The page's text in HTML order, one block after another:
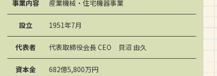
事業内容
産業機械・住宅機器事業
設立 1951年7月
代表者 代表取締役会長 CEO 貝沼 由久
資本金 682億5,800万円